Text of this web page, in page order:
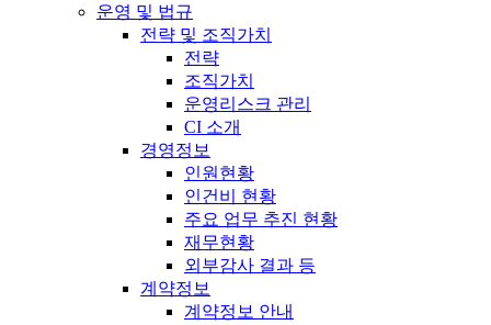
운영 및 법규
전략 및 조직가치
전략
조직가치
운영리스크 관리
CI 소개
경영정보
인원현황
인건비 현황
주요 업무 추진 현황
재무현황
외부감사 결과 등
계약정보
계약정보 안내